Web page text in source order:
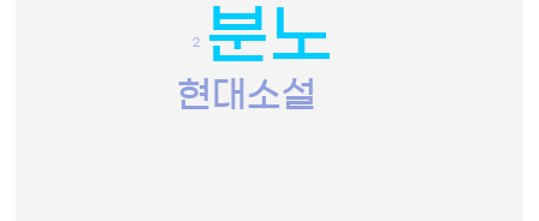
분노
현대소설
2